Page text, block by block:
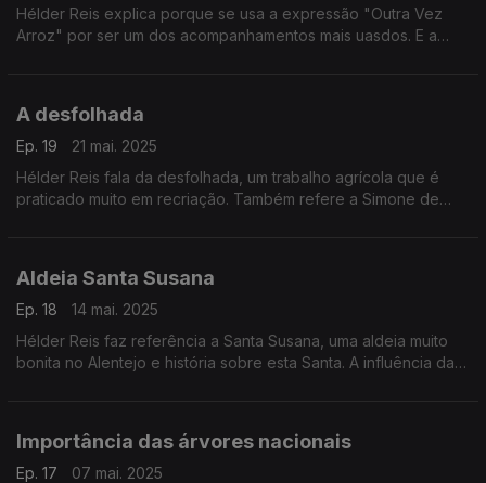
Hélder Reis explica porque se usa a expressão "Outra Vez
Arroz" por ser um dos acompanhamentos mais uasdos. E a
A desfolhada
Ep. 19
21 mai. 2025
Hélder Reis fala da desfolhada, um trabalho agrícola que é
praticado muito em recriação. Também refere a Simone de
Aldeia Santa Susana
Ep. 18
14 mai. 2025
Hélder Reis faz referência a Santa Susana, uma aldeia muito
bonita no Alentejo e história sobre esta Santa. A influência da
Importância das árvores nacionais
Ep. 17
07 mai. 2025